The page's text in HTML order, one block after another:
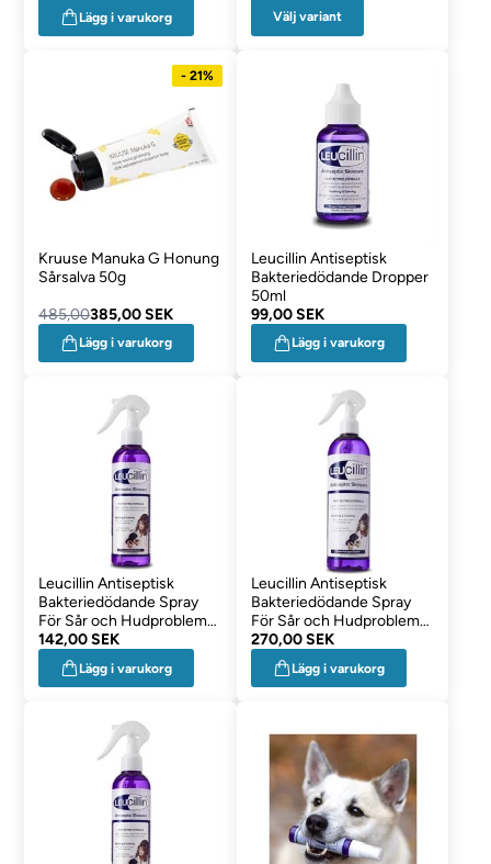
Lägg i varukorg Välj variant
- 21%
Kruuse Manuka G Honung
Sårsalva 50g
485,00385,00 SEK
Lägg i varukorg
Leucillin Antiseptisk
Bakteriedödande Dropper
50ml
99,00 SEK
Lägg i varukorg
Leucillin Antiseptisk
Bakteriedödande Spray
För Sår och Hudproblem
150ml
142,00 SEK
Lägg i varukorg
Leucillin Antiseptisk
Bakteriedödande Spray
För Sår och Hudproblem
500ml
270,00 SEK
Lägg i varukorg